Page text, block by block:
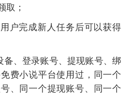
取；
户完成新人任务后可以获得
备、登录账号、提现账号、绑
费小说平台使用过，同一个
、同一个提现账号、同一个